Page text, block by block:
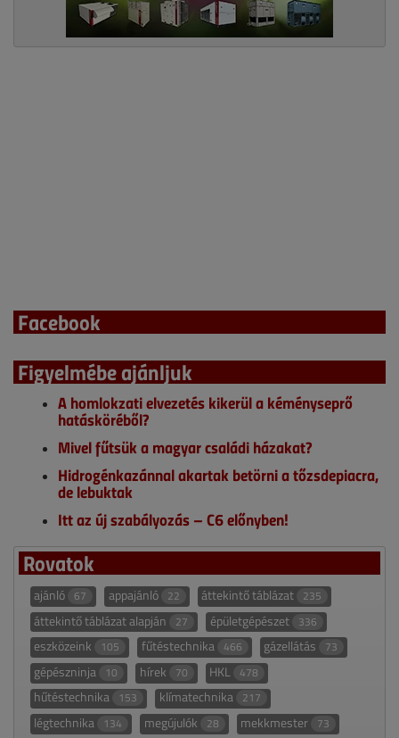
Facebook
Figyelmébe ajánljuk
A homlokzati elvezetés kikerül a kéményseprő
hatásköréből?
Mivel fűtsük a magyar családi házakat?
Hidrogénkazánnal akartak betörni a tőzsdepiacra,
de lebuktak
Itt az új szabályozás – C6 előnyben!
Rovatok
ajánló 67 appajánló 22 áttekintő táblázat 235
áttekintő táblázat alapján 27 épületgépészet 336
eszközeink 105 fűtéstechnika 466 gázellátás 73
gépészninja 10 hírek 70 HKL 478
hűtéstechnika 153 klímatechnika 217
légtechnika 134 megújulók 28 mekkmester 73